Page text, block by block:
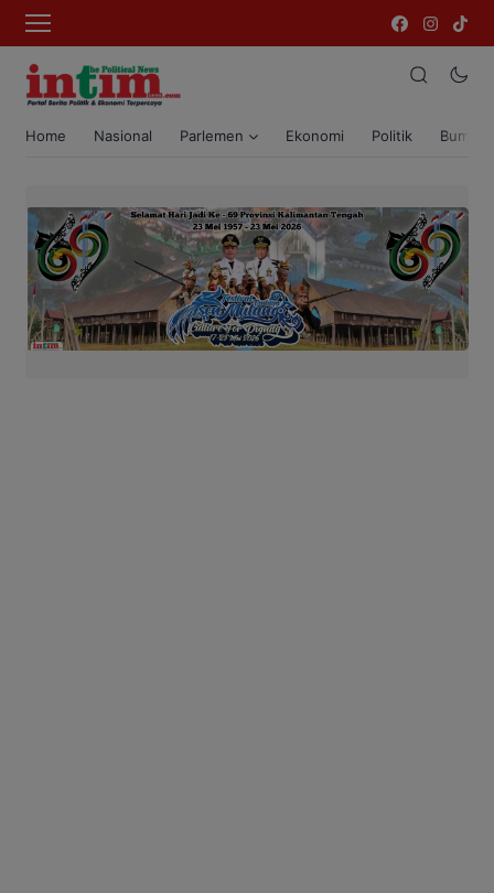
Home Nasional Parlemen Ekonomi Politik Bumi